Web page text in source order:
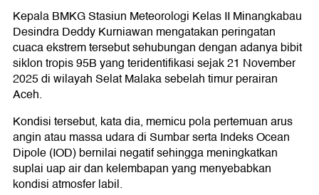
Kepala BMKG Stasiun Meteorologi Kelas II Minangkabau
Desindra Deddy Kurniawan mengatakan peringatan
cuaca ekstrem tersebut sehubungan dengan adanya bibit
siklon tropis 95B yang teridentifikasi sejak 21 November
2025 di wilayah Selat Malaka sebelah timur perairan
Aceh.
Kondisi tersebut, kata dia, memicu pola pertemuan arus
angin atau massa udara di Sumbar serta Indeks Ocean
Dipole (IOD) bernilai negatif sehingga meningkatkan
suplai uap air dan kelembapan yang menyebabkan
kondisi atmosfer labil.